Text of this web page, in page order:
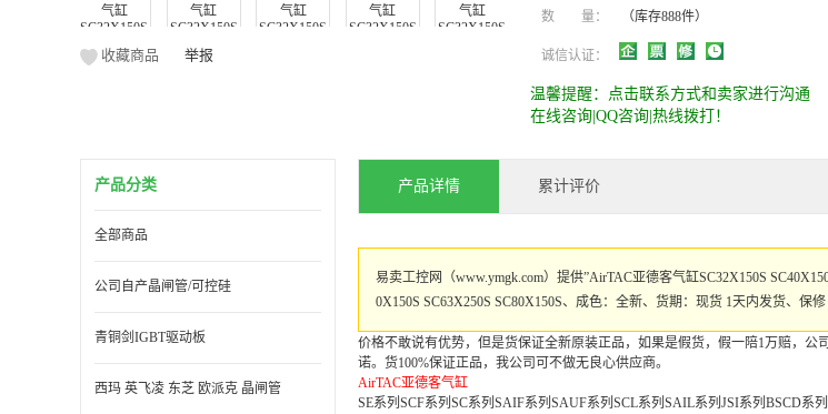
收藏商品 举报
数 量： （库存888件）
诚信认证：
温馨提醒：点击联系方式和卖家进行沟通
在线咨询|QQ咨询|热线拨打！
产品分类
全部商品
公司自产晶闸管/可控硅
青铜剑IGBT驱动板
西玛 英飞凌 东芝 欧派克 晶闸管
产品详情 累计评价
易卖工控网（www.ymgk.com）提供”AirTAC亚德客气缸SC32X150S
0X150S SC63X250S SC80X150S、成色：全新、货期：现货 1天内发货、保
价格不敢说有优势，但是货保证全新原装正品，如果是假货，假一陪1万赔，
诺。货100%保证正品，我公司可不做无良心供应商。
AirTAC亚德客气缸
SE系列SCF系列SC系列SAIF系列SAUF系列SCL系列SAIL系列JSI系列BSCD